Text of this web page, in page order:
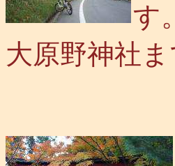
す
大原野神社